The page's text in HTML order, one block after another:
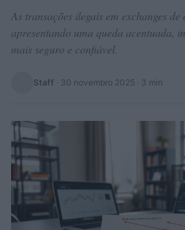
As transações ilegais em exchanges
apresentando uma queda acentuada,
mais seguro e confiável.
Staff · 30 novembro 2025 · 3 min